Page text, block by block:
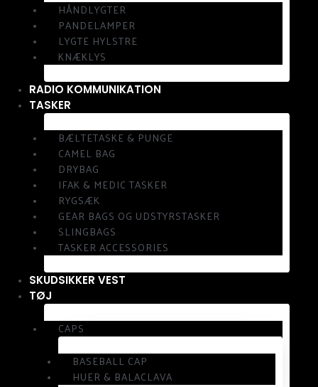
HÅNDLYGTER
PANDELAMPER
LYGTE HYLSTRE
KNÆKLYS
RADIO KOMMUNIKATION
TASKER
BÆLTETASKE & PUNGE
CAMEL BAG
DRYBAG
IFAK & MEDIC TASKER
RYGSÆK
GEAR BAGS OG UDSTYRSTASKER
SLINGBAGS
TASKER ACCESSORIES
SKUDSIKKER VEST
TØJ
CAPS
BASEBALL CAP
HUER & BALACLAVA